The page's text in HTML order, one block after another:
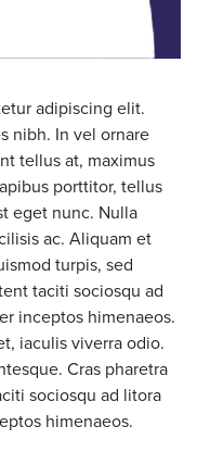
adipiscing elit.
nibh. In vel ornare
tellus at, maximus
porttitor, tellus
eget nunc. Nulla
ac. Aliquam et
turpis, sed
taciti sociosqu ad
inceptos himenaeos.
iaculis viverra odio.
Cras pharetra
sociosqu ad litora
himenaeos.